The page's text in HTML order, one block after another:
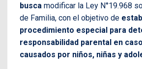
busca modificar la Ley N°19.968
de Familia, con el objetivo de
procedimiento especial para
responsabilidad parental en
causados por niños, niñas y